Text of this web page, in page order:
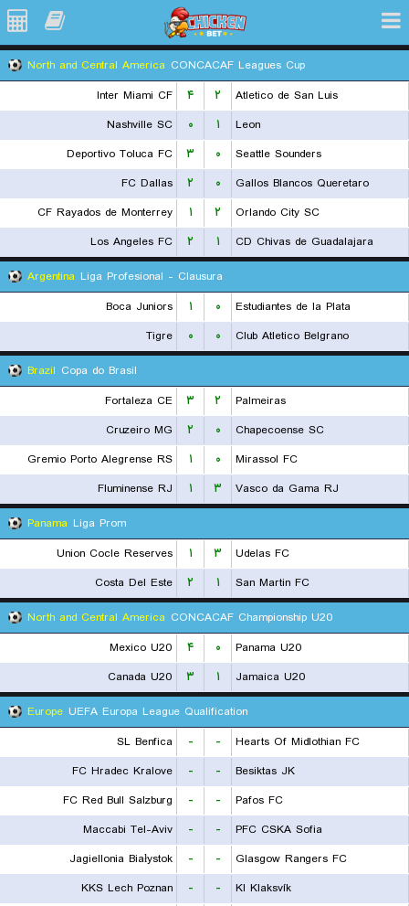
North and Central America CONCACAF Leagues Cup
Inter Miami CF
۴ ۲
Atletico de San Luis
Nashville SC
۰ ۱
Leon
Deportivo Toluca FC
۳ ۰
Seattle Sounders
FC Dallas
۲ ۰
Gallos Blancos Queretaro
CF Rayados de Monterrey
۱ ۲
Orlando City SC
Los Angeles FC
۲ ۱
CD Chivas de Guadalajara
Argentina Liga Profesional - Clausura
Boca Juniors
۱ ۰
Estudiantes de la Plata
Tigre
۰ ۰
Club Atletico Belgrano
Brazil Copa do Brasil
Fortaleza CE
۳ ۲
Palmeiras
Cruzeiro MG
۲ ۰
Chapecoense SC
Gremio Porto Alegrense RS
۱ ۰
Mirassol FC
Fluminense RJ
۱ ۳
Vasco da Gama RJ
Panama Liga Prom
Union Cocle Reserves
۱ ۳
Udelas FC
Costa Del Este
۲ ۱
San Martin FC
North and Central America CONCACAF Championship U20
Mexico U20
۴ ۰
Panama U20
Canada U20
۳ ۱
Jamaica U20
Europe UEFA Europa League Qualification
SL Benfica
- -
Hearts Of Midlothian FC
FC Hradec Kralove
- -
Besiktas JK
FC Red Bull Salzburg
- -
Pafos FC
Maccabi Tel-Aviv
- -
PFC CSKA Sofia
Jagiellonia Białystok
- -
Glasgow Rangers FC
KKS Lech Poznan
- -
KI Klaksvík